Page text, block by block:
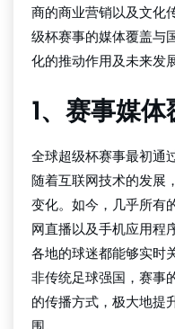
商的商业营销以及文化
级杯赛事的媒体覆盖与
化的推动作用及未来发
1、赛事媒
全球超级杯赛事最初通
随着互联网技术的发展
变化。如今，几乎所有
网直播以及手机应用程
各地的球迷都能够实时
非传统足球强国，赛事
的传播方式，极大地提